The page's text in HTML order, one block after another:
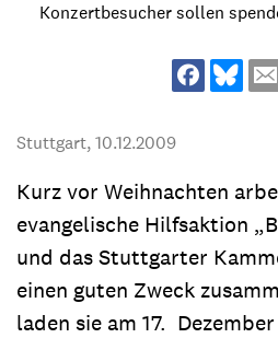
Konzertbesucher sollen
Stuttgart,10.12.2009
Kurz vor Weihnachten
evangelische Hilfsaktion
und das Stuttgarter
einen guten Zweck
laden sie am 17.